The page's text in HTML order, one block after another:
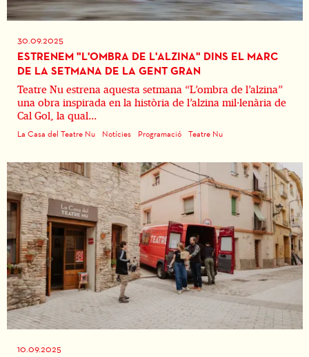
30.09.2025
ESTRENEM "L'OMBRA DE L'ALZINA" DINS EL MARC
DE LA SETMANA DE LA GENT GRAN
Teatre Nu estrena aquesta setmana “L’ombra de l’alzina”
una obra inspirada en la història de l’alzina mil·lenària de
Cal Gol, la qual...
La Casa del Teatre Nu Notícies Programació Teatre Nu
10.09.2025